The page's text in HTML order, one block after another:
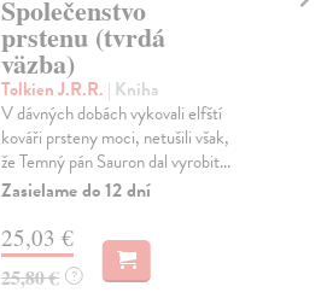
Společenstvo
prstenu (tvrdá
väzba)
Tolkien J.R.R. | Kniha
V dávných dobách vykovali elfští
kováři prsteny moci, netušili však,
že Temný pán Sauron dal vyrobit...
Zasielame do 12 dní
25,03 €
25,80 € ?